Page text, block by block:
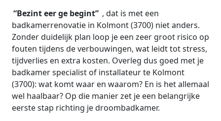
“Bezint eer ge begint” , dat is met een
badkamerrenovatie in Kolmont (3700) niet anders.
Zonder duidelijk plan loop je een zeer groot risico op
fouten tijdens de verbouwingen, wat leidt tot stress,
tijdverlies en extra kosten. Overleg dus goed met je
badkamer specialist of installateur te Kolmont
(3700): wat komt waar en waarom? En is het allemaal
wel haalbaar? Op die manier zet je een belangrijke
eerste stap richting je droombadkamer.